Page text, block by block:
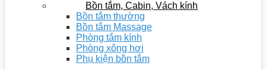
Bồn tắm, Cabin, Vách kính
Bồn tắm thường
Bồn tắm Massage
Phòng tắm kính
Phòng xông hơi
Phụ kiện bồn tắm